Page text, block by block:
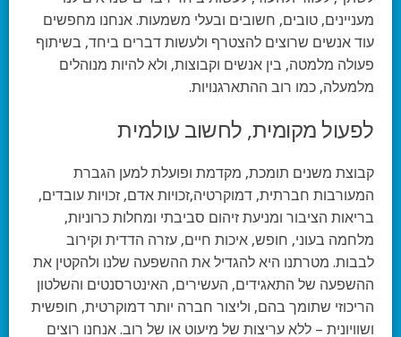
מעניינים, טובים, חשובים ובעלי משמעות. אנחנו מחפשים
עוד אנשים שרוצים להצטרף ולעשות דברים ביחד, בשיתוף
פעולה מלמטה, בין אנשים וקבוצות, ולא להיות מנוהלים
מלמעלה, כמו רוב ההתארגנויות.
לפעול מקומית, לחשוב עולמית
קבוצת משנים תומכת, מקדמת ופועלת למען הגברת
המעורבות חברתית, דמוקרטיה,זכויות אדם, זכויות עובדים,
בריאות הציבור ומניעת זיהום סביבתי ומחלות כרוניות,
מלחמה בעוני, חופש, איכות חיים, עזרה הדדית וקירוב
לבבות. מטרתנו היא להגדיל את ההשפעה שלנו ולהקטין את
ההשפעה של התאגידים, העשירים, האינטרסנטים והשלטון
הריכוזי שתומך בהם, וליצור חברה יותר דמוקרטית, חופשית
ושוויונית – ללא עריצות של מיעוט או של רוב. אנחנו רוצים